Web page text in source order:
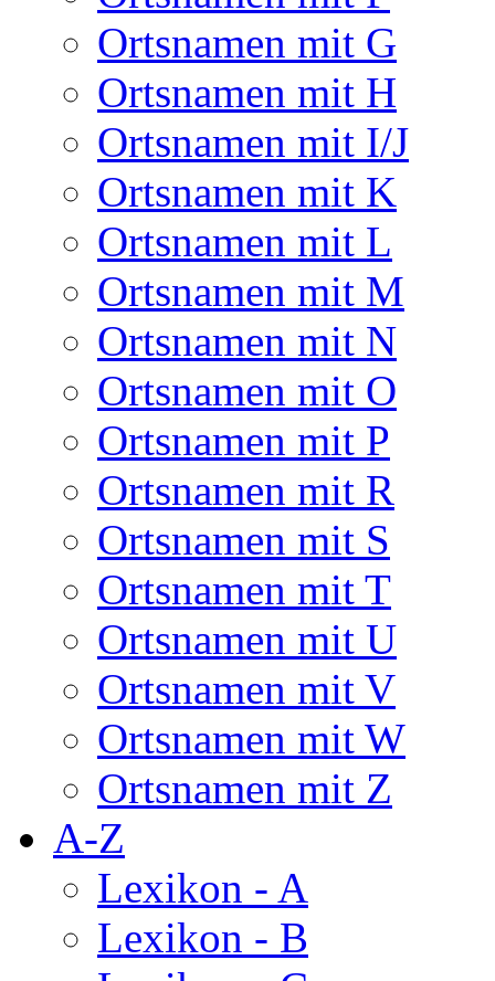
Ortsnamen mit G
Ortsnamen mit H
Ortsnamen mit I/J
Ortsnamen mit K
Ortsnamen mit L
Ortsnamen mit M
Ortsnamen mit N
Ortsnamen mit O
Ortsnamen mit P
Ortsnamen mit R
Ortsnamen mit S
Ortsnamen mit T
Ortsnamen mit U
Ortsnamen mit V
Ortsnamen mit W
Ortsnamen mit Z
A-Z
Lexikon - A
Lexikon - B